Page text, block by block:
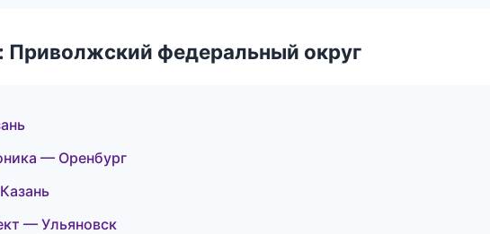
Приволжский федеральный округ
— Оренбург
— Ульяновск